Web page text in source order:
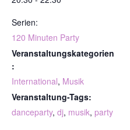
Serien:
120 Minuten Party
Veranstaltungskategorien
:
International, Musik
Veranstaltung-Tags:
danceparty, dj, musik, party